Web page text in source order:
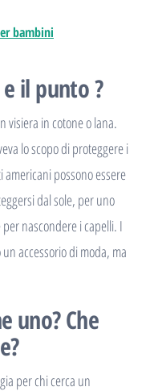
bambini
e il punto ?
visiera in cotone o lana.
lo scopo di proteggere i
possono essere
dal sole, per uno
nascondere i capelli. I
accessorio di moda, ma
uno? Che
per chi cerca un